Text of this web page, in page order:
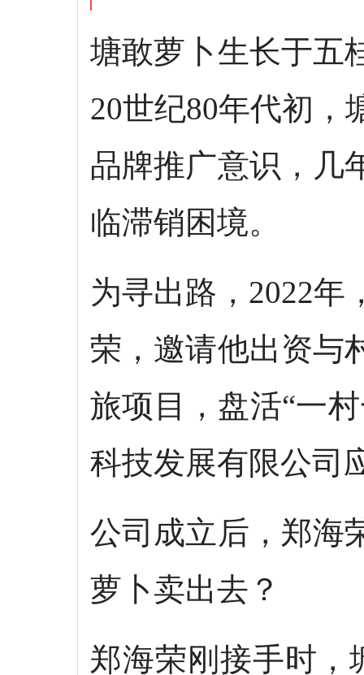
塘敢萝卜生长于五
20世纪80年代初，
品牌推广意识，几
临滞销困境。
为寻出路，2022年
荣，邀请他出资与
旅项目，盘活“一
科技发展有限公司
公司成立后，郑
萝卜卖出去？
郑海荣刚接手时，